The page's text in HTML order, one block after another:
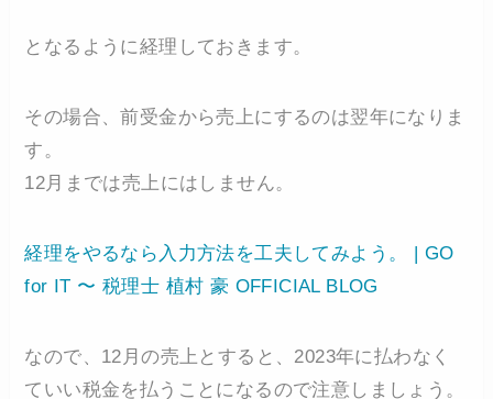
となるように経理しておきます。
その場合、前受金から売上にするのは翌年になりま
す。
12月までは売上にはしません。
経理をやるなら入力方法を工夫してみよう。 | GO
for IT 〜 税理士 植村 豪 OFFICIAL BLOG
なので、12月の売上とすると、2023年に払わなく
ていい税金を払うことになるので注意しましょう。